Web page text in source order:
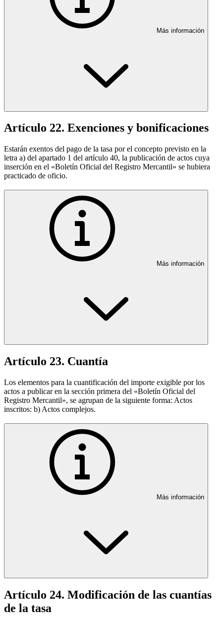
Más información
Artículo 22. Exenciones y bonificaciones
Estarán exentos del pago de la tasa por el concepto previsto en la
letra a) del apartado 1 del artículo 40, la publicación de actos cuya
inserción en el «Boletín Oficial del Registro Mercantil» se hubiera
practicado de oficio.
Más información
Artículo 23. Cuantía
Los elementos para la cuantificación del importe exigible por los
actos a publicar en la sección primera del «Boletín Oficial del
Registro Mercantil», se agrupan de la siguiente forma: Actos
inscritos: b) Actos complejos.
Más información
Artículo 24. Modificación de las cuantías
de la tasa